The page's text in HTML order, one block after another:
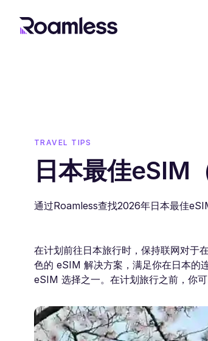
TRAVEL TIPS
日本最佳eSIM
通过Roamless查找2026年日本最佳
在计划前往日本旅行时，保持联网对于
色的 eSIM 解决方案，满足你在日本的
eSIM 选择之一。在计划旅行之前，你